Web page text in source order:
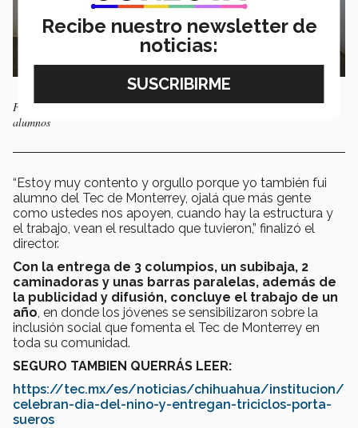
Francisco Letafy director del Instituto del deporte agradeciendo a los
alumnos
“Estoy muy contento y orgullo porque yo también fui
alumno del Tec de Monterrey, ojalá que más gente
como ustedes nos apoyen, cuando hay la estructura y
el trabajo, vean el resultado que tuvieron,” finalizó el
director.
Con la entrega de 3 columpios, un subibaja, 2
caminadoras y unas barras paralelas, además de
la publicidad y difusión, concluye el trabajo de un
año , en donde los jóvenes se sensibilizaron sobre la
inclusión social que fomenta el Tec de Monterrey en
toda su comunidad.
SEGURO TAMBIEN QUERRÁS LEER:
https://tec.mx/es/noticias/chihuahua/institucion/
celebran-dia-del-nino-y-entregan-triciclos-porta-
sueros
Recibe nuestro newsletter de
noticias: